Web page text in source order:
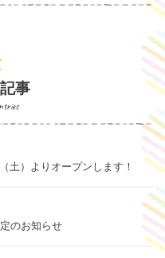
事
土）よりオープンします！
のお知らせ